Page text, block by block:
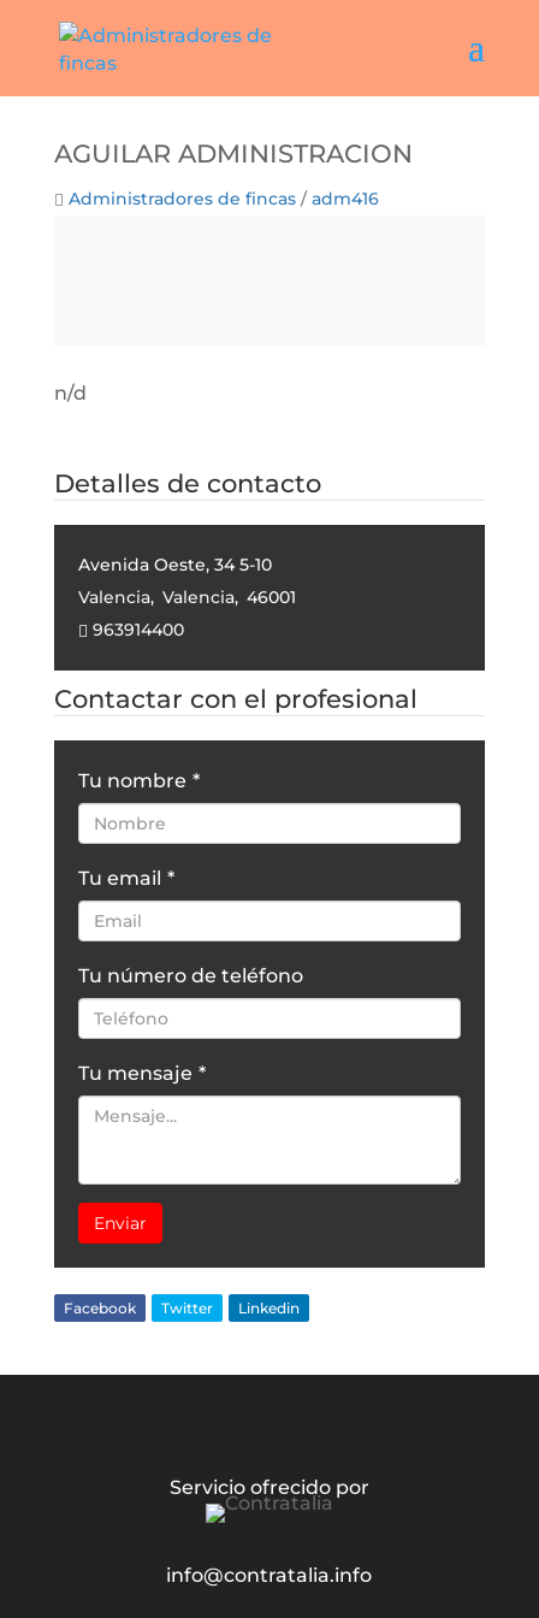
AGUILAR ADMINISTRACION
Administradores de fincas/ adm416
n/d
Detalles de contacto
Avenida Oeste, 34 5-10
Valencia, Valencia, 46001
963914400
Contactar con el profesional
Tu nombre *
Tu email *
Tu número de teléfono
Tu mensaje *
Enviar
Facebook Twitter Linkedin
Servicio ofrecido por
info@contratalia.info